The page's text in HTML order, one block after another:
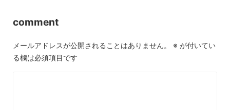
comment
メールアドレスが公開されることはありません。 ※ が付いてい
る欄は必須項目です